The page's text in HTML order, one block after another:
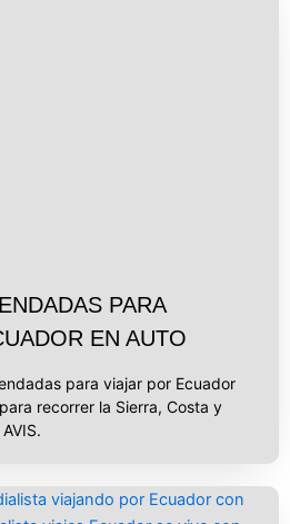
PARA
EN AUTO
para viajar por Ecuador
recorrer la Sierra, Costa y